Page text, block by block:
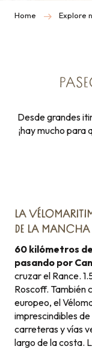
Home Explore
Desde grandes
¡hay mucho para
LA
DE LA MANCHA
60 kilómetros
pasando por
cruzar el Rance.
Roscoff. También
europeo, el
imprescindibles
carreteras y vías
largo de la costa.